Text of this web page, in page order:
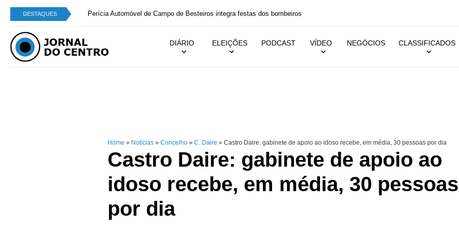
DESTAQUES Perícia Automóvel de Campo de Besteiros integra festas dos bombeiros
DIÁRIO ELEIÇÕES PODCAST VÍDEO NEGÓCIOS CLASSIFICADOS
Home » Notícias » Concelho » C. Daire » Castro Daire: gabinete de apoio ao idoso recebe, em média, 30 pessoas por dia
Castro Daire: gabinete de apoio ao
idoso recebe, em média, 30 pessoas
por dia